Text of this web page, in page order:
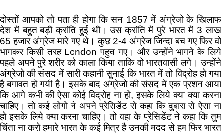
दोस्तों आपको तो पता ही होगा कि सन 1857 में अंग्रेजो के खिलाफ
देश में बहुत बड़ी क्रांति हुई थी। उस क्रांति में पुरे भारत में 3 लाख
65 हजार अंग्रेज मारे गए थे। कुछ 2-4 अंग्रेज जिन्दा बच गए फिर वो
भागकर किसी तरह London पहुच गए। और उन्होंने भागने के लिये
पहले अपने पुरे शरीर को काला किया ताकि वो भारतवासी लगे। उन्होंने
अंग्रेजो की संसद में सारी कहानी सुनाई कि भारत में तो विद्रोह हो गया
है बगावत हो गयी है। इसके बाद अंग्रेजो की संसद में एक प्रशन आया
कि आगे कभी की ऐसा कोई विद्रोह ना हो, इसके लिये क्या क्या करना
चाहिए। तो कई लोगो ने अपने प्रेसिडेंट से कहा कि दुबारा से ऐसा ना
हो इसके लिये क्या करना चाहिए। तो वहा के प्रेसिडेंट ने कहा कि तुम
चिंता ना करो हमारे भारत के कई मित्र है उनकी मदद से हम फिर भारत